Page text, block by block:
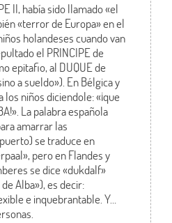
II, había sido llamado «el
«terror de Europa» en el
holandeses cuando van
el PRINCIPE de
epitafio, al DUQUE de
a sueldo»). En Bélgica y
los niños diciendole: «¡que
La palabra española
amarrar las
se traduce en
pero en Flandes y
se dice «dukdalf»
Alba»), es decir:
e inquebrantable. Y…